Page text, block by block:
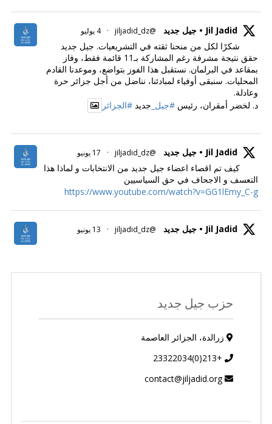
Jil Jadid • جيل جديد @jiljadid_dz
· 4 يوليو
شكرًا لكل من منحنا ثقته في التشريعيات. جيل جديد
حقق نتيجة مشرفة رغم المشاركة بـ11 قائمة فقط، وفاز
بمقاعد في البرلمان. نستقبل هذا الفوز بتواضع، وموعدنا القادم
المحليات. سنبقى أوفياء لمبادئنا، نناضل من أجل جزائر حرة
وعادلة.
د. لخضر أمقران، رئيس #جيل_ جديد #الجزائر
Jil Jadid • جيل جديد @jiljadid_dz
· 17 يونيو
كيف تم اقصاء اعضاء جيل جديد من الانتخابات و لماذا هذا
التعسف و الاجحاف في حق السياسيين
https://www.youtube.com/watch?v=GG1lEmy_C-g
Jil Jadid • جيل جديد @jiljadid_dz
· 13 يونيو
حزب جيل جديد
زرالدة، الجزائر العاصمة
+213(0)23322034
contact@jiljadid.org